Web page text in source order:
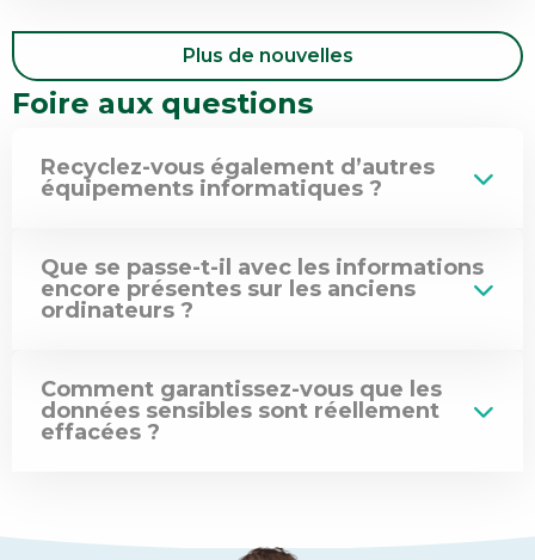
?
2026
:
quelles
pour
l’infrastructure
entreprises
Plus de nouvelles
Foire aux questions
Recyclez-vous également d’autres
équipements informatiques ?
Que se passe-t-il avec les informations
encore présentes sur les anciens
ordinateurs ?
Comment garantissez-vous que les
données sensibles sont réellement
effacées ?